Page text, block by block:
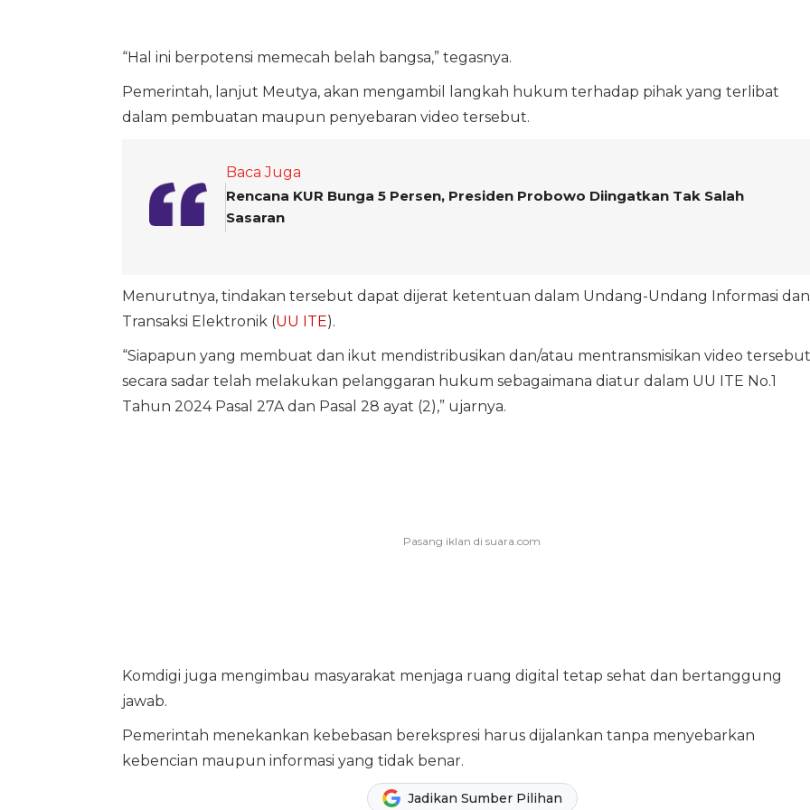
“Hal ini berpotensi memecah belah bangsa,” tegasnya.
Pemerintah, lanjut Meutya, akan mengambil langkah hukum terhadap pihak yang terlibat
dalam pembuatan maupun penyebaran video tersebut.
Baca Juga
Rencana KUR Bunga 5 Persen, Presiden Probowo Diingatkan Tak Salah
Sasaran
Menurutnya, tindakan tersebut dapat dijerat ketentuan dalam Undang-Undang Informasi dan
Transaksi Elektronik (UU ITE).
“Siapapun yang membuat dan ikut mendistribusikan dan/atau mentransmisikan video tersebut
secara sadar telah melakukan pelanggaran hukum sebagaimana diatur dalam UU ITE No.1
Tahun 2024 Pasal 27A dan Pasal 28 ayat (2),” ujarnya.
Komdigi juga mengimbau masyarakat menjaga ruang digital tetap sehat dan bertanggung
jawab.
Pemerintah menekankan kebebasan berekspresi harus dijalankan tanpa menyebarkan
kebencian maupun informasi yang tidak benar.
Jadikan Sumber Pilihan